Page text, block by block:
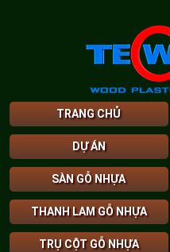
TRANG CHỦ
DỰ ÁN
SÀN GỖ NHỰA
THANH LAM GỖ NHỰA
TRỤ CỘT GỖ NHỰA